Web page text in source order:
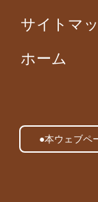
サイトマ
ホーム
●本ウェブペ